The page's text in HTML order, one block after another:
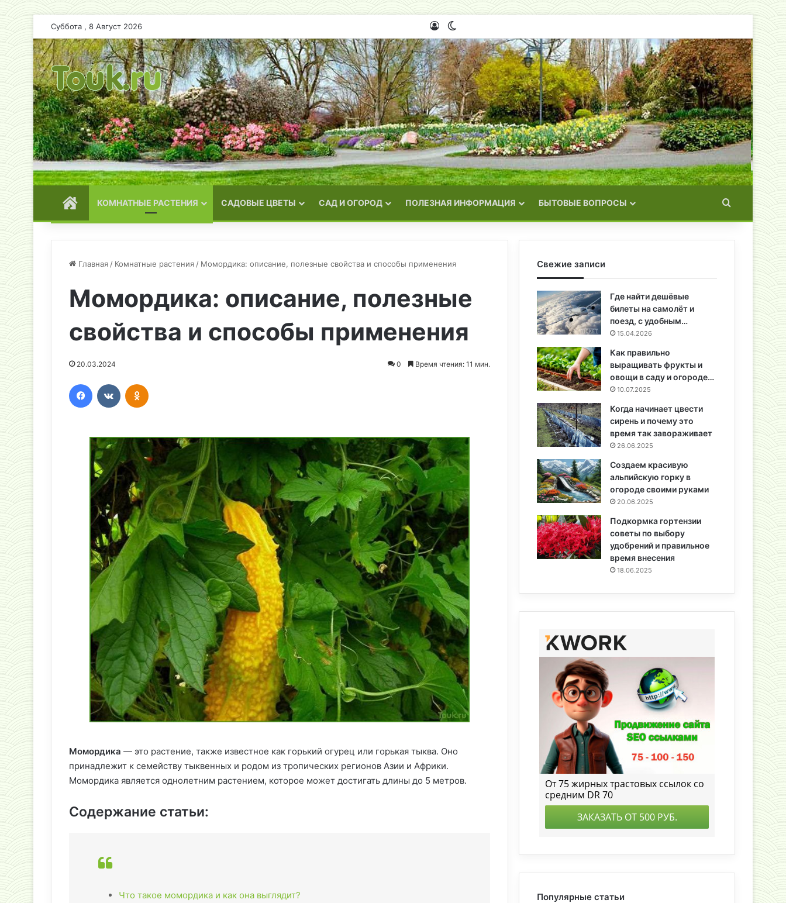
Суббота , 8 Август 2026 Войти
ГЛАВНАЯКОМНАТНЫЕ РАСТЕНИЯ САДОВЫЕ ЦВЕТЫ САД И ОГОРОД ПОЛЕЗНАЯ ИНФОРМАЦИЯ БЫТОВЫЕ ВОПРОСЫ Искать
Главная / Комнатные растения / Момордика: описание, полезные свойства и способы применения
Момордика: описание, полезные
свойства и способы применения
20.03.2024 0 Время чтения: 11 мин.
Момордика — это растение, также известное как горький огурец или горькая тыква. Оно
принадлежит к семейству тыквенных и родом из тропических регионов Азии и Африки.
Момордика является однолетним растением, которое может достигать длины до 5 метров.
Содержание статьи:
Что такое момордика и как она выглядит?
Свежие записи
Где найти дешёвые
билеты на самолёт и
поезд, с удобным…
15.04.2026
Как правильно
выращивать фрукты и
овощи в саду и огороде…
10.07.2025
Когда начинает цвести
сирень и почему это
время так завораживает
26.06.2025
Создаем красивую
альпийскую горку в
огороде своими руками
20.06.2025
Подкормка гортензии
советы по выбору
удобрений и правильное
время внесения
18.06.2025
Популярные статьи